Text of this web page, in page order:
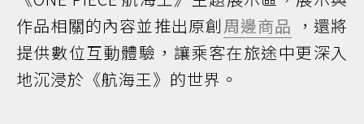
作品相關的內容並推出原創周邊商品 ，還將
提供數位互動體驗，讓乘客在旅途中更深入
地沉浸於《航海王》的世界。